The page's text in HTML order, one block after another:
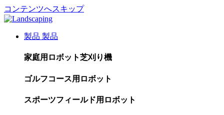
コンテンツへスキップ
製品 製品
家庭用ロボット芝刈り機
ゴルフコース用ロボット
スポーツフィールド用ロボット